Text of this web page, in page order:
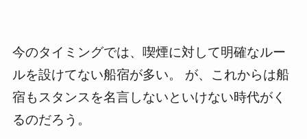
今のタイミングでは、喫煙に対して明確なルー
ルを設けてない船宿が多い。 が、これからは船
宿もスタンスを名言しないといけない時代がく
るのだろう。